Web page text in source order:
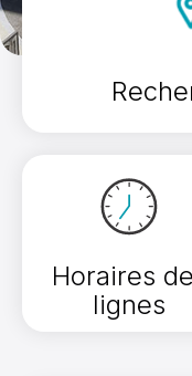
Horaires
lignes